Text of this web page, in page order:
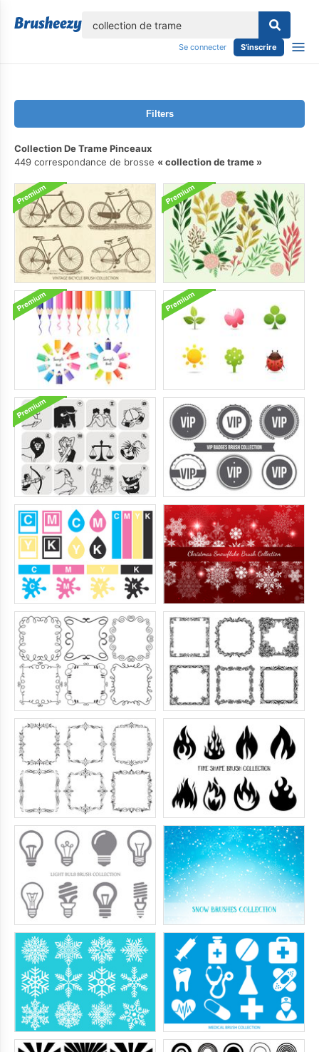
Se connecter S'inscrire
Filters
Collection De Trame Pinceaux
449 correspondance de brosse
collection de trame